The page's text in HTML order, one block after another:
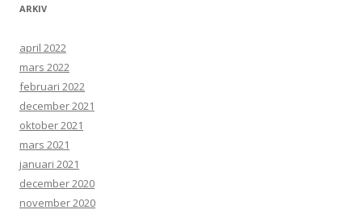
ARKIV
april 2022
mars 2022
februari 2022
december 2021
oktober 2021
mars 2021
januari 2021
december 2020
november 2020